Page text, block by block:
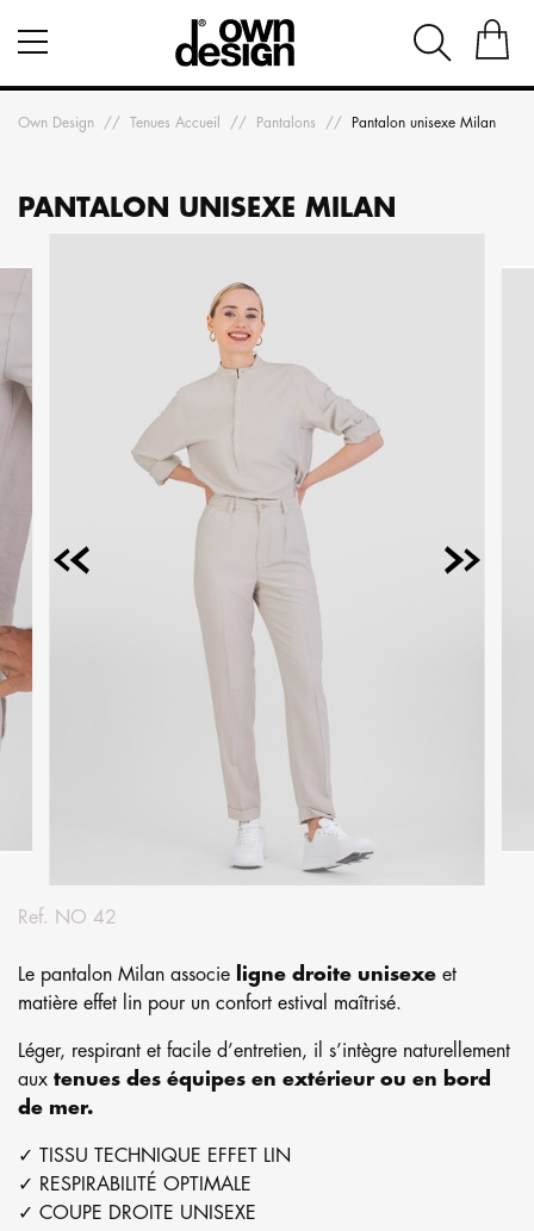
Own Design Tenues Accueil Pantalons Pantalon unisexe Milan
PANTALON UNISEXE MILAN
Ref. NO 42
Le pantalon Milan associe ligne droite unisexe et
matière effet lin pour un confort estival maîtrisé.
Léger, respirant et facile d’entretien, il s’intègre naturellement
aux tenues des équipes en extérieur ou en bord
de mer.
✓ TISSU TECHNIQUE EFFET LIN
✓ RESPIRABILITÉ OPTIMALE
✓ COUPE DROITE UNISEXE